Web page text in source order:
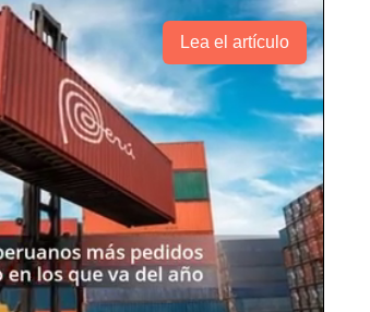
Lea el artículo